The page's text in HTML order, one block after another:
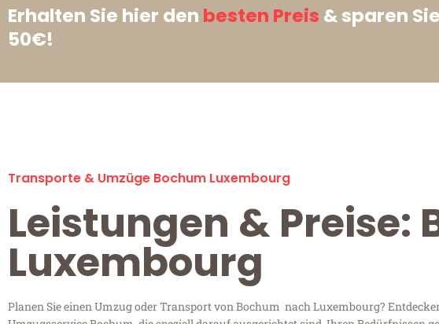
Erhalten Sie hier den besten Preis & sparen
50€!
Transporte & Umzüge Bochum Luxembourg
Leistungen & Preise:
Luxembourg
Planen Sie einen Umzug oder Transport von Bochum nach Luxembourg?